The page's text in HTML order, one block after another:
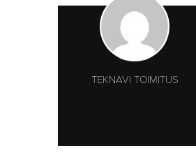
TEKNAVI TOIMITUS